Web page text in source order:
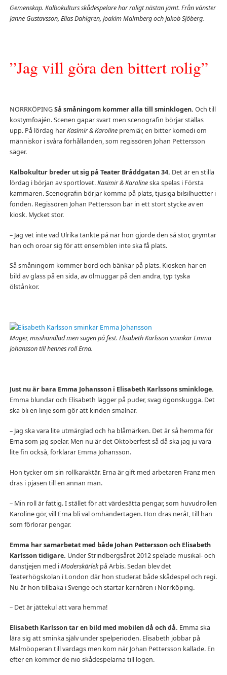
Gemenskap. Kalbokulturs skådespelare har roligt nästan jämt. Från vänster
Janne Gustavsson, Elias Dahlgren, Joakim Malmberg och Jakob Sjöberg.
”Jag vill göra den bittert rolig”
NORRKÖPINGSå småningom kommer alla till sminklogen. Och till
kostymfoajén. Scenen gapar svart men scenografin börjar ställas
upp. På lördag harKasimir & Karolinepremiär, en bitter komedi om
människor i svåra förhållanden, som regissören Johan Pettersson
säger.
Kalbokultur breder ut sig på Teater Bråddgatan 34. Det är en stilla
lördag i början av sportlovet.Kasimir & Karolineska spelas i Första
kammaren. Scenografin börjar komma på plats, tjusiga bilsilhuetter i
fonden. Regissören Johan Pettersson bär in ett stort stycke av en
kiosk. Mycket stor.
– Jag vet inte vad Ulrika tänkte på när hon gjorde den så stor, grymtar
han och oroar sig för att ensemblen inte ska få plats.
Så småningom kommer bord och bänkar på plats. Kiosken har en
bild av glass på en sida, av ölmuggar på den andra, typ tyska
ölstånkor.
Mager, misshandlad men sugen på fest. Elisabeth Karlsson sminkar Emma
Johansson till hennes roll Erna.
Just nu är bara Emma Johansson i Elisabeth Karlssons sminkloge.
Emma blundar och Elisabeth lägger på puder, svag ögonskugga. Det
ska bli en linje som gör att kinden smalnar.
– Jag ska vara lite utmärglad och ha blåmärken. Det är så hemma för
Erna som jag spelar. Men nu är det Oktoberfest så då ska jag ju vara
lite fin också, förklarar Emma Johansson.
Hon tycker om sin rollkaraktär. Erna är gift med arbetaren Franz men
dras i pjäsen till en annan man.
– Min roll är fattig. I stället för att värdesätta pengar, som huvudrollen
Karoline gör, vill Erna bli väl omhändertagen. Hon dras neråt, till han
som förlorar pengar.
Emma har samarbetat med både Johan Pettersson och Elisabeth
Karlsson tidigare. Under Strindbergsåret 2012 spelade musikal- och
danstjejen med iModerskärlekpå Arbis. Sedan blev det
Teaterhögskolan i London där hon studerat både skådespel och regi.
Nu är hon tillbaka i Sverige och startar karriären i Norrköping.
– Det är jättekul att vara hemma!
Elisabeth Karlsson tar en bild med mobilen då och då. Emma ska
lära sig att sminka själv under spelperioden. Elisabeth jobbar på
Malmöoperan till vardags men kom när Johan Pettersson kallade. En
efter en kommer de nio skådespelarna till logen.